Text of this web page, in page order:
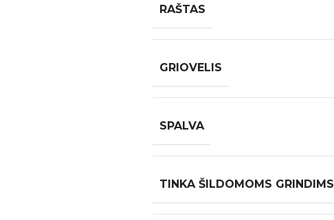
RAŠTAS
GRIOVELIS
SPALVA
TINKA ŠILDOMOMS GRINDIMS